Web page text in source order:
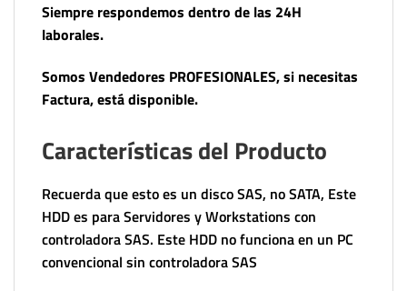
Siempre respondemos dentro de las 24H
laborales.
Somos Vendedores PROFESIONALES, si necesitas
Factura, está disponible.
Características del Producto
Recuerda que esto es un disco SAS, no SATA, Este
HDD es para Servidores y Workstations con
controladora SAS. Este HDD no funciona en un PC
convencional sin controladora SAS